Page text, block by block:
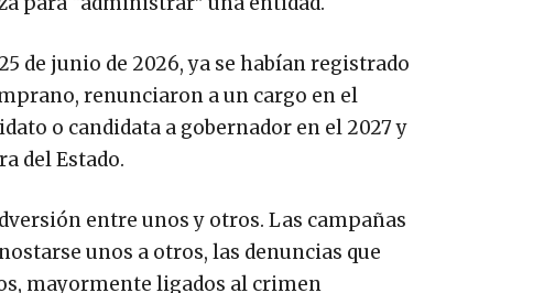
de junio de 2026, ya se habían registrado
renunciaron a un cargo en el
o candidata a gobernador en el 2027 y
del Estado.
entre unos y otros. Las campañas
unos a otros, las denuncias que
mayormente ligados al crimen